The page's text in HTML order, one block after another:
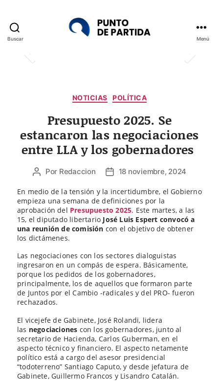
Buscar Menú
Categorías
NOTICIAS POLÍTICA
Presupuesto 2025. Se
estancaron las negociaciones
entre LLA y los gobernadores
Autor
la
entrada
Por Redaccion
Fecha
la
entrada
18 noviembre, 2024
En medio de la tensión y la incertidumbre, el Gobierno
empieza una semana de definiciones por la
aprobación del Presupuesto 2025. Este martes, a las
15, el diputado libertario José Luis Espert convocó a
una reunión de comisión con el objetivo de obtener
los dictámenes.
Las negociaciones con los sectores dialoguistas
ingresaron en un compás de espera. Básicamente,
porque los pedidos de los gobernadores,
principalmente, los de aquellos que formaron parte
de Juntos por el Cambio -radicales y del PRO- fueron
rechazados.
El vicejefe de Gabinete, José Rolandi, lidera
las negociaciones con los gobernadores, junto al
secretario de Hacienda, Carlos Guberman, en el
aspecto técnico y financiero. El aspecto netamente
político está a cargo del asesor presidencial
“todoterreno” Santiago Caputo, y desde jefatura de
Gabinete, Guillermo Francos y Lisandro Catalán.